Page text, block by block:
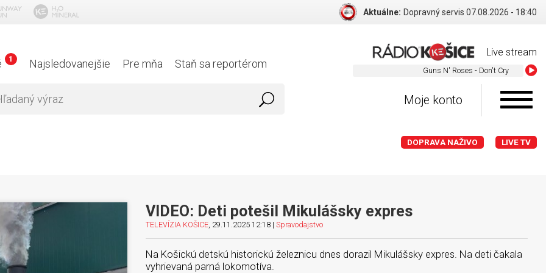
Aktuálne: Dopravný servis 07.08.2026 - 18:40
Live stream
Guns N' Roses - Don't Cry
1 Najsledovanejšie Pre mňa Staň sa reportérom
Moje konto
DOPRAVA NAŽIVO LIVE TV
VIDEO: Deti potešil Mikulášsky expres
TELEVÍZIA KOŠICE, 29.11.2025 12:18 | Spravodajstvo
Na Košickú detskú historickú železnicu dnes dorazil Mikulášsky expres. Na deti čakala
vyhrievaná parná lokomotíva.